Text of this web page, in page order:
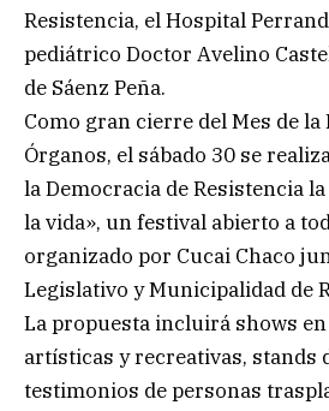
Resistencia, el Hospital
pediátrico Doctor Avelino
de Sáenz Peña.
Como gran cierre del Mes de la
Órganos, el sábado 30 se
la Democracia de Resistencia
la vida», un festival abierto a
organizado por Cucai Chaco
Legislativo y Municipalidad de
La propuesta incluirá shows
artísticas y recreativas, stands
testimonios de personas